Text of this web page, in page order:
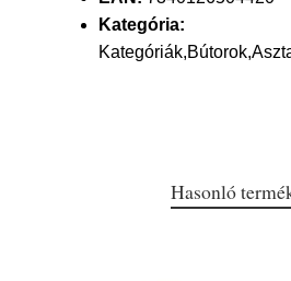
Kategória:
Hasonló